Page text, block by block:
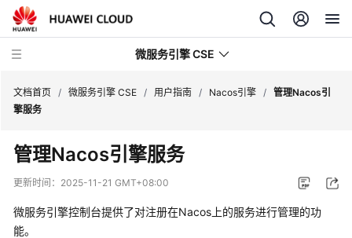
微服务引擎 CSE
新
动
文档首页 / 微服务引擎 CSE / 用户指南 / Nacos引擎 / 管理Nacos引
擎服务
管理Nacos引擎服务
更新时间： 2025-11-21 GMT+08:00
微服务引擎控制台提供了对注册在Nacos上的服务进行管理的功
能。